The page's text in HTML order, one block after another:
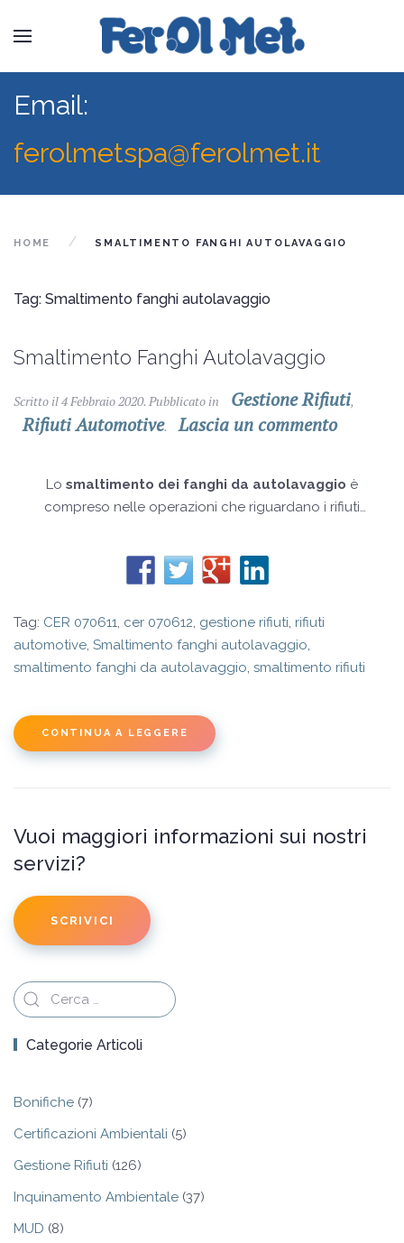
Email:
ferolmetspa@ferolmet.it
HOME SMALTIMENTO FANGHI AUTOLAVAGGIO
Tag: Smaltimento fanghi autolavaggio
Smaltimento Fanghi Autolavaggio
Scritto il4 Febbraio 2020. Pubblicato in Gestione Rifiuti,
Rifiuti Automotive. Lascia un commento
Lo smaltimento dei fanghi da autolavaggio è
compreso nelle operazioni che riguardano i rifiuti
presentare residui inquinanti come sostanze chimiche per
lo sgrassamento, oli minerali, parti di vernice, ecc.
Tag: CER 070611, cer 070612, gestione rifiuti, rifiuti
automotive, Smaltimento fanghi autolavaggio,
smaltimento fanghi da autolavaggio, smaltimento rifiuti
CONTINUA A LEGGERE
Vuoi maggiori informazioni sui nostri
servizi?
SCRIVICI
Categorie Articoli
Bonifiche (7)
Certificazioni Ambientali (5)
Gestione Rifiuti (126)
Inquinamento Ambientale (37)
MUD (8)